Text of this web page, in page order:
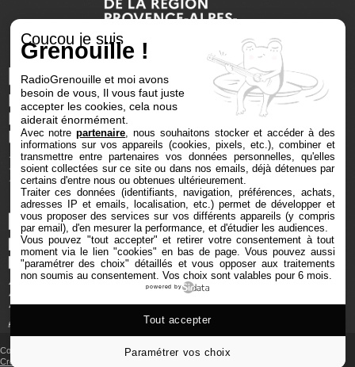
Copyright © 2025 Radio Grenouille tous droits réservés
Crédits et mentions
Coucou je suis
Grenouille !
RadioGrenouille et moi avons
besoin de vous, Il vous faut juste
accepter les cookies, cela nous
aiderait énormément.
Avec notrepartenaire , nous souhaitons stocker et accéder à des
informations sur vos appareils (cookies, pixels, etc.), combiner et
transmettre entre partenaires vos données personnelles, qu'elles
soient collectées sur ce site ou dans nos emails, déjà détenues par
certains d'entre nous ou obtenues ultérieurement.
Traiter ces données (identifiants, navigation, préférences, achats,
adresses IP et emails, localisation, etc.) permet de développer et
vous proposer des services sur vos différents appareils (y compris
par email), d'en mesurer la performance, et d'étudier les audiences.
Vous pouvez "tout accepter" et retirer votre consentement à tout
moment via le lien "cookies" en bas de page. Vous pouvez aussi
"paramétrer des choix" détaillés et vous opposer aux traitements
non soumis au consentement. Vos choix sont valables pour 6 mois.
powered by
Paramétrer vos choix
Tout accepter